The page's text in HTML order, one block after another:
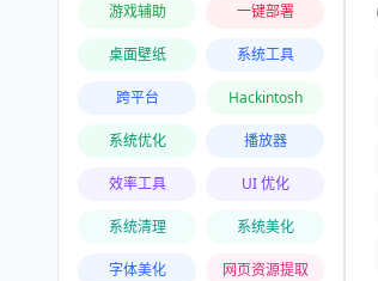
游戏辅助 一键部署
桌面壁纸 系统工具
跨平台 Hackintosh
系统优化 播放器
效率工具 UI 优化
系统清理 系统美化
字体美化 网页资源提取